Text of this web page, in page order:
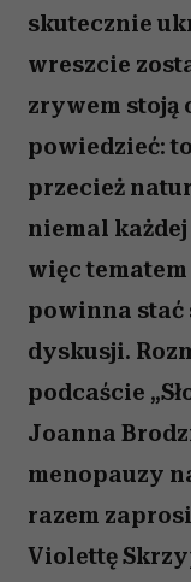
skutecznie
wreszcie
zrywem stoją
powiedzieć:
przecież
niemal
więc
powinna stać
dyskusji.
podcaście
Joanna
menopauzy
razem
Violettę